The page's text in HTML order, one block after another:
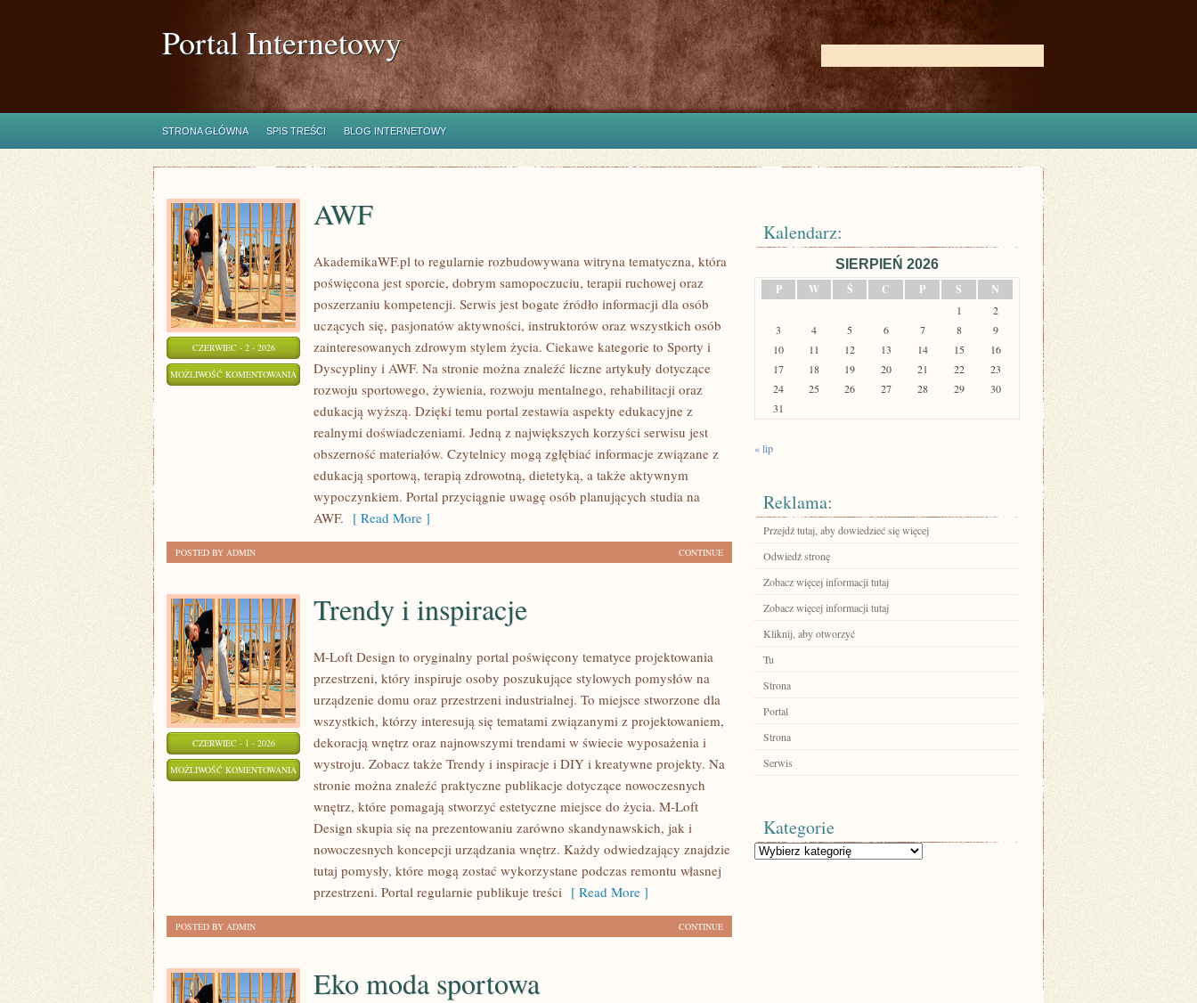
Portal Internetowy
STRONA GŁÓWNA SPIS TREŚCI BLOG INTERNETOWY
CZERWIEC - 2 - 2026
MOŻLIWOŚĆ KOMENTOWANIA AWF
AWF
AkademikaWF.pl to regularnie rozbudowywana witryna tematyczna, która
poświęcona jest sporcie, dobrym samopoczuciu, terapii ruchowej oraz
poszerzaniu kompetencji. Serwis jest bogate źródło informacji dla osób
uczących się, pasjonatów aktywności, instruktorów oraz wszystkich osób
zainteresowanych zdrowym stylem życia. Ciekawe kategorie to Sporty i
Dyscypliny i AWF. Na stronie można znaleźć liczne artykuły dotyczące
rozwoju sportowego, żywienia, rozwoju mentalnego, rehabilitacji oraz
edukacją wyższą. Dzięki temu portal zestawia aspekty edukacyjne z
realnymi doświadczeniami. Jedną z największych korzyści serwisu jest
obszerność materiałów. Czytelnicy mogą zgłębiać informacje związane z
edukacją sportową, terapią zdrowotną, dietetyką, a także aktywnym
wypoczynkiem. Portal przyciągnie uwagę osób planujących studia na
AWF. [ Read More ]
CONTINUE
POSTED BY ADMIN
CZERWIEC - 1 - 2026
MOŻLIWOŚĆ KOMENTOWANIA TRENDY
INSPIRACJE
Trendy i inspiracje
M-Loft Design to oryginalny portal poświęcony tematyce projektowania
przestrzeni, który inspiruje osoby poszukujące stylowych pomysłów na
urządzenie domu oraz przestrzeni industrialnej. To miejsce stworzone dla
wszystkich, którzy interesują się tematami związanymi z projektowaniem,
dekoracją wnętrz oraz najnowszymi trendami w świecie wyposażenia i
wystroju. Zobacz także Trendy i inspiracje i DIY i kreatywne projekty. Na
stronie można znaleźć praktyczne publikacje dotyczące nowoczesnych
wnętrz, które pomagają stworzyć estetyczne miejsce do życia. M-Loft
Design skupia się na prezentowaniu zarówno skandynawskich, jak i
nowoczesnych koncepcji urządzania wnętrz. Każdy odwiedzający znajdzie
tutaj pomysły, które mogą zostać wykorzystane podczas remontu własnej
przestrzeni. Portal regularnie publikuje treści [ Read More ]
CONTINUE
POSTED BY ADMIN
Eko moda sportowa
Kalendarz:
SIERPIEŃ 2026
P
W Ś C P S N
1
2
3
4 5 6 7 8
9
10
11 12 13 14 15
16
17
18 19 20 21 22
23
24
25 26 27 28 29
30
31
« lip
Reklama:
Przejdź tutaj, aby dowiedzieć się więcej
Odwiedź stronę
Zobacz więcej informacji tutaj
Zobacz więcej informacji tutaj
Kliknij, aby otworzyć
Tu
Strona
Portal
Strona
Serwis
Kategorie
Kategorie